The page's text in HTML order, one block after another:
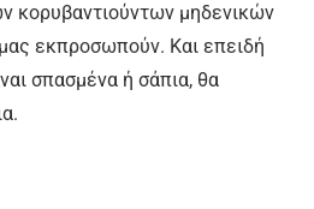
κορυβαντιούντων μηδενικών
εκπροσωπούν. Και επειδή
σπασμένα ή σάπια, θα